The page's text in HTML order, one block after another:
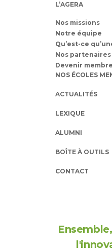
L’AGERA
Nos missions
Notre équipe
Qu’est-ce
Nos partenaires
Devenir membre
NOS ÉCOLES
ACTUALITÉS
LEXIQUE
ALUMNI
BOÎTE À OUTILS
CONTACT